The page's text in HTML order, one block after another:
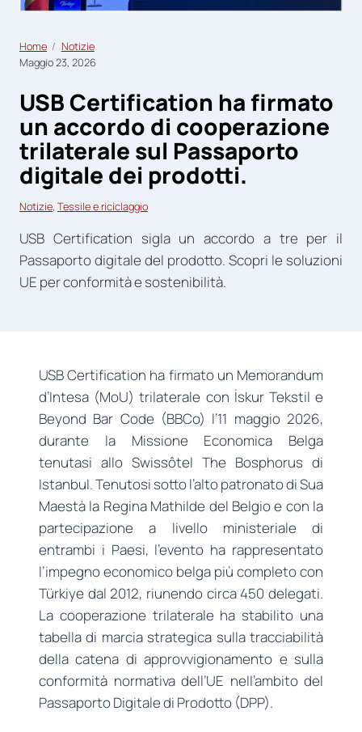
Home
Notizie
Maggio 23, 2026
USB Certification ha firmato
un accordo di cooperazione
trilaterale sul Passaporto
digitale dei prodotti.
Notizie, Tessile e riciclaggio
USB Certification sigla un accordo a tre per il
Passaporto digitale del prodotto. Scopri le soluzioni
UE per conformità e sostenibilità.
USB Certification ha firmato un Memorandum
d’Intesa (MoU) trilaterale con İskur Tekstil e
Beyond Bar Code (BBCo) l’11 maggio 2026,
durante la Missione Economica Belga
tenutasi allo Swissôtel The Bosphorus di
Istanbul. Tenutosi sotto l’alto patronato di Sua
Maestà la Regina Mathilde del Belgio e con la
partecipazione a livello ministeriale di
entrambi i Paesi, l’evento ha rappresentato
l’impegno economico belga più completo con
Türkiye dal 2012, riunendo circa 450 delegati.
La cooperazione trilaterale ha stabilito una
tabella di marcia strategica sulla tracciabilità
della catena di approvvigionamento e sulla
conformità normativa dell’UE nell’ambito del
Passaporto Digitale di Prodotto (DPP).